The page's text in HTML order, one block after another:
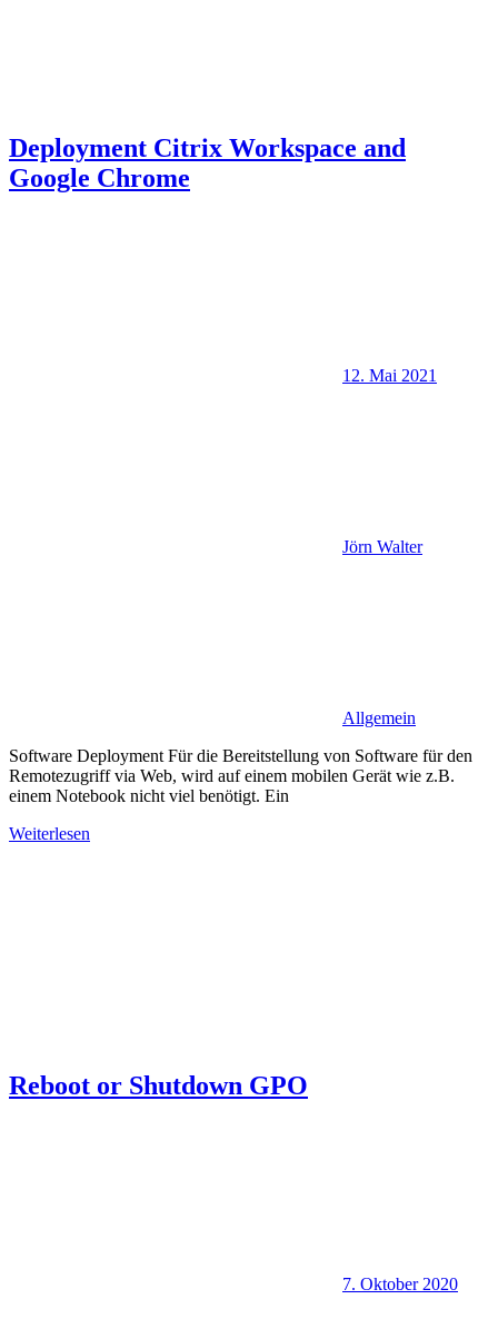
Deployment Citrix Workspace and
Google Chrome
12. Mai 2021
Jörn Walter
Allgemein
Software Deployment Für die Bereitstellung von Software für den
Remotezugriff via Web, wird auf einem mobilen Gerät wie z.B.
einem Notebook nicht viel benötigt. Ein
Weiterlesen
Reboot or Shutdown GPO
7. Oktober 2020